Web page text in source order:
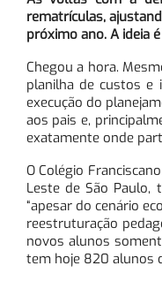
rematrículas,
próximo ano. A ideia
Chegou a hora.
planilha de custos e
execução do
aos pais e,
exatamente onde
O Colégio
Leste de São Paulo,
“apesar do cenário
reestruturação
novos alunos
tem hoje 820 alunos